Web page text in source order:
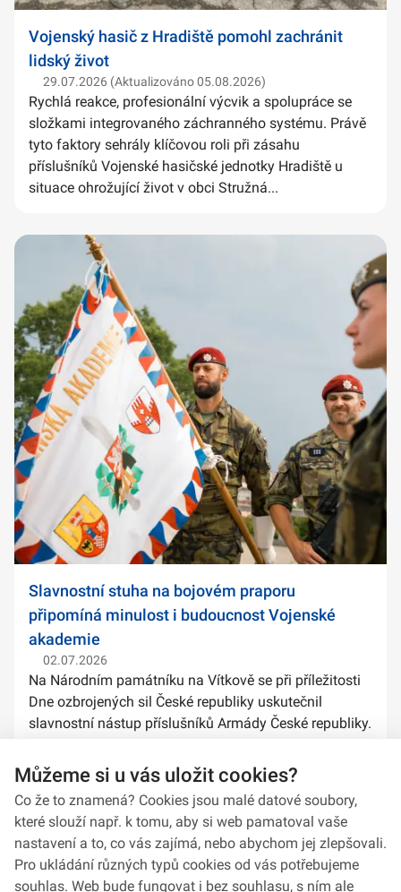
Vojenský hasič z Hradiště pomohl zachránit
lidský život
29.07.2026 (Aktualizováno 05.08.2026)
Rychlá reakce, profesionální výcvik a spolupráce se
složkami integrovaného záchranného systému. Právě
tyto faktory sehrály klíčovou roli při zásahu
příslušníků Vojenské hasičské jednotky Hradiště u
situace ohrožující život v obci Stružná...
Slavnostní stuha na bojovém praporu
připomíná minulost i budoucnost Vojenské
akademie
02.07.2026
Na Národním památníku na Vítkově se při příležitosti
Dne ozbrojených sil České republiky uskutečnil
slavnostní nástup příslušníků Armády České republiky.
stuh na bojové prapory vybranýc...
Můžeme si u vás uložit cookies?
Co že to znamená? Cookies jsou malé datové soubory,
které slouží např. k tomu, aby si web pamatoval vaše
nastavení a to, co vás zajímá, nebo abychom jej zlepšovali.
Pro ukládání různých typů cookies od vás potřebujeme
souhlas. Web bude fungovat i bez souhlasu, s ním ale